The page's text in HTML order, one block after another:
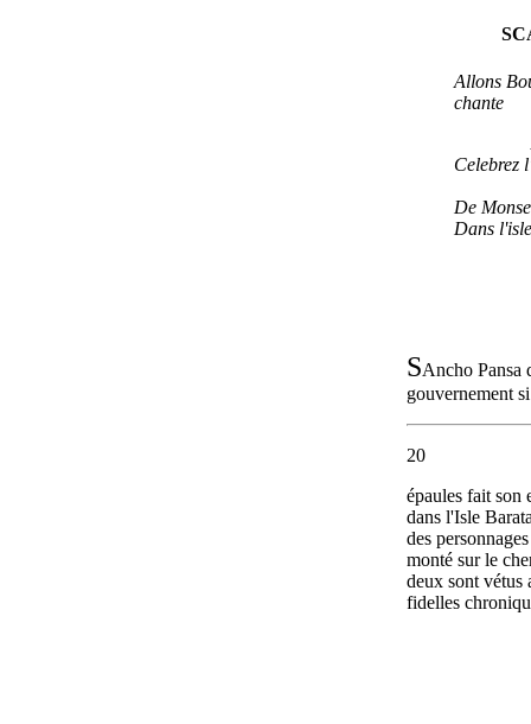
Allons
chante
Celebrez
De
Dans
SAncho Pansa
gouvernement
20
épaules fait son
dans l'Isle
des
monté sur le
deux sont vétus
fidelles